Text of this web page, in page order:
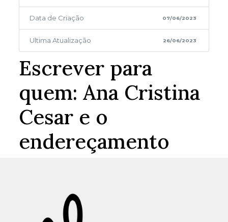
Data de Criação 07/06/2023
Ultima Atualização 26/06/2023
Escrever para
quem: Ana Cristina
Cesar e o
endereçamento